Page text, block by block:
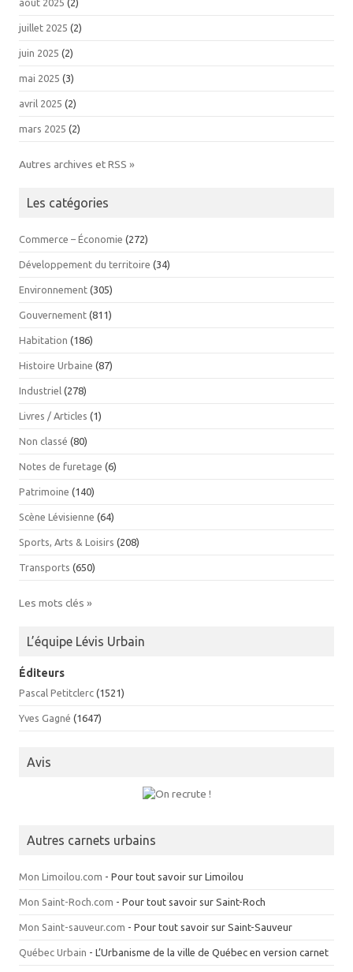
août 2025 (2)
juillet 2025 (2)
juin 2025 (2)
mai 2025 (3)
avril 2025 (2)
mars 2025 (2)
Autres archives et RSS »
Les catégories
Commerce – Économie (272)
Développement du territoire (34)
Environnement (305)
Gouvernement (811)
Habitation (186)
Histoire Urbaine (87)
Industriel (278)
Livres / Articles (1)
Non classé (80)
Notes de furetage (6)
Patrimoine (140)
Scène Lévisienne (64)
Sports, Arts & Loisirs (208)
Transports (650)
Les mots clés »
L’équipe Lévis Urbain
Éditeurs
Pascal Petitclerc (1521)
Yves Gagné (1647)
Avis
Autres carnets urbains
Mon Limoilou.com - Pour tout savoir sur Limoilou
Mon Saint-Roch.com - Pour tout savoir sur Saint-Roch
Mon Saint-sauveur.com - Pour tout savoir sur Saint-Sauveur
Québec Urbain - L’Urbanisme de la ville de Québec en version carnet